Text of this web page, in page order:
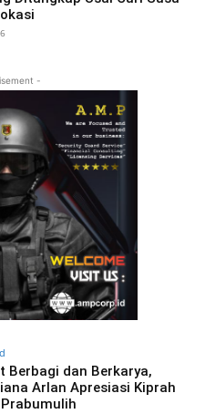
-
Berbagi dan Berkarya,
Arlan Apresiasi Kiprah
Prabumulih